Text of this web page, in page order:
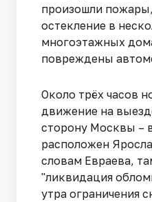
произошли
остекление в
многоэтажных
повреждены
Около трёх часов
движение на
сторону Москвы –
расположен
словам Евраева,
"ликвидация
утра ограничения